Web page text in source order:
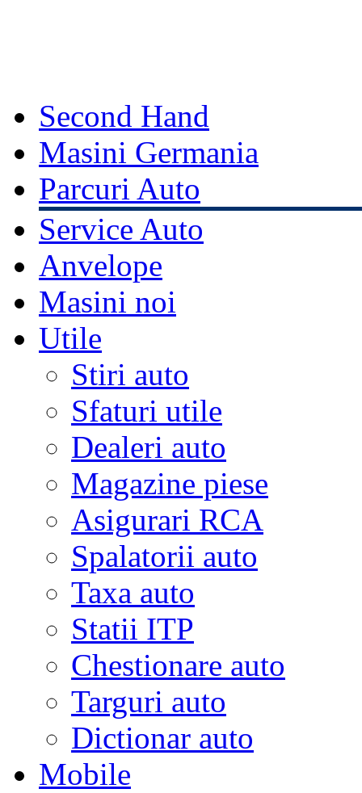
Second Hand
Masini Germania
Parcuri Auto
Service Auto
Anvelope
Masini noi
Utile
Stiri auto
Sfaturi utile
Dealeri auto
Magazine piese
Asigurari RCA
Spalatorii auto
Taxa auto
Statii ITP
Chestionare auto
Targuri auto
Dictionar auto
Mobile